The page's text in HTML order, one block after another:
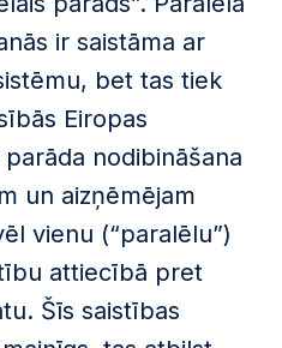
ir saistāma ar
bet tas tiek
Eiropas
nodibināšana
un aizņēmējam
vienu (“paralēlu”)
attiecībā pret
Šīs saistības